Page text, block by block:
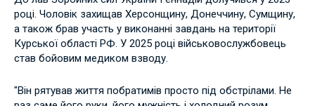
році. Чоловік захищав Херсонщину, Донеччину, Сумщину,
а також брав участь у виконанні завдань на території
Курської області РФ. У 2025 році військовослужбовець
став бойовим медиком взводу.
"Він рятував життя побратимів просто під обстрілами. Не